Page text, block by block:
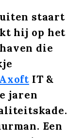
staart
hij op het
die
Axoft IT &
jaren
Een